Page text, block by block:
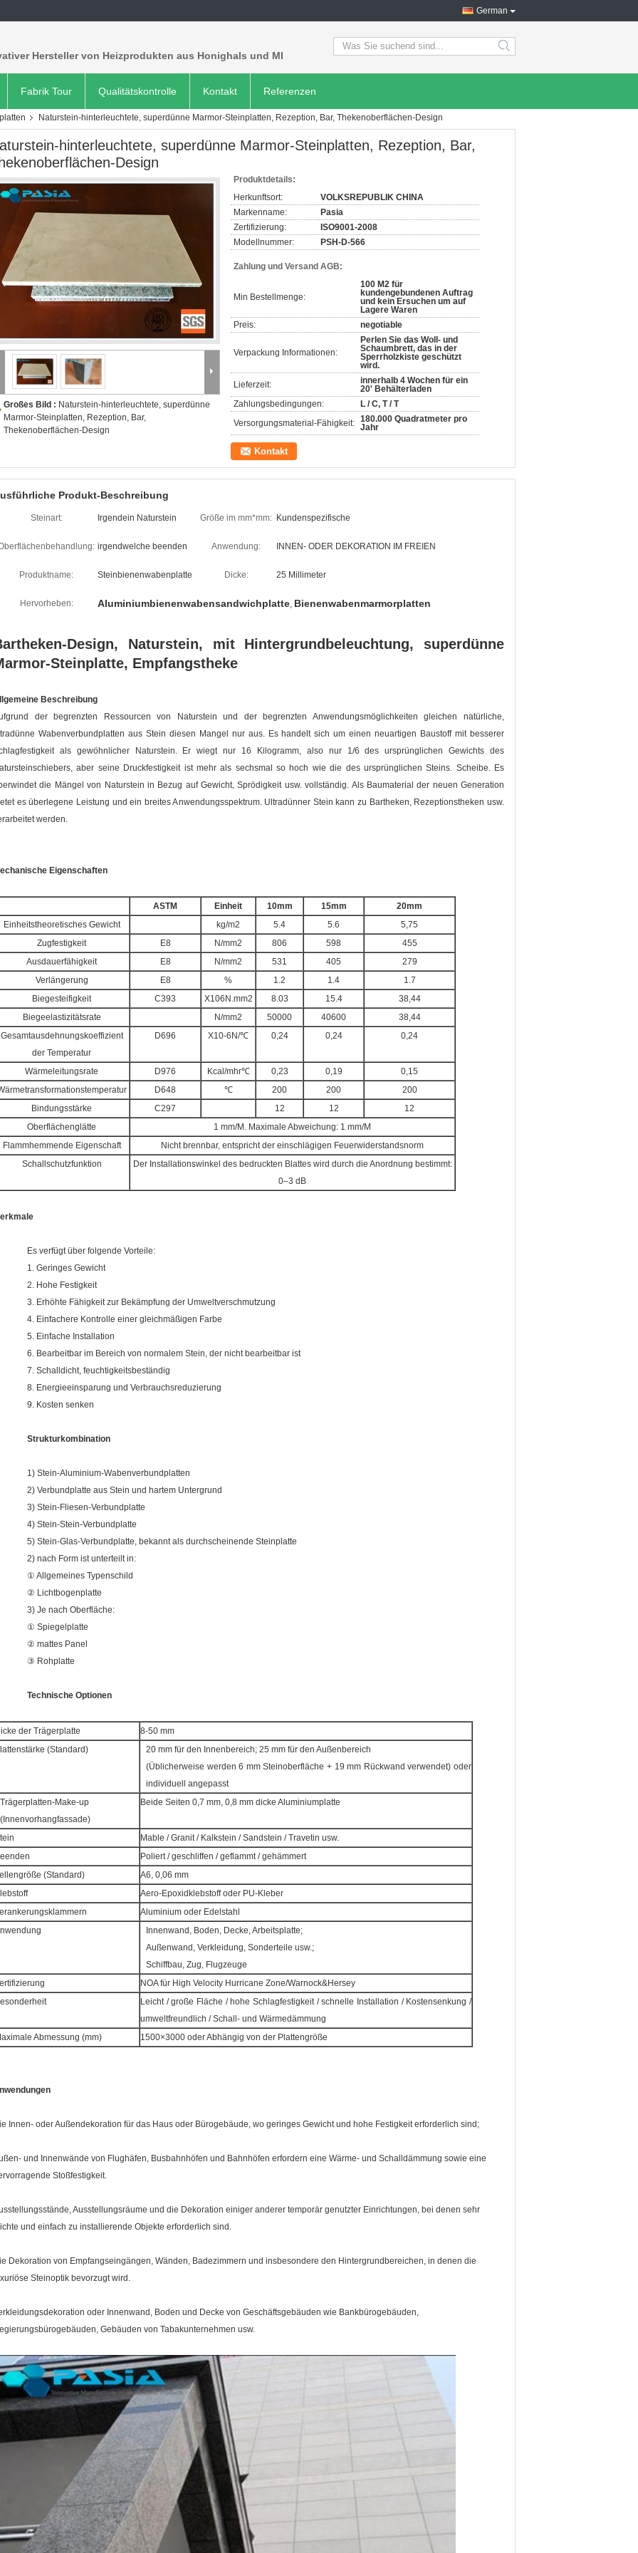
German
Hersteller von Heizprodukten aus Honighals und MI search
Fabrik Tour Qualitätskontrolle Kontakt Referenzen
Naturstein-hinterleuchtete, superdünne Marmor-Steinplatten, Rezeption, Bar, Thekenoberflächen-Design
hinterleuchtete, superdünne Marmor-Steinplatten, Rezeption, Bar,
Design
Großes Bild : Naturstein-hinterleuchtete, superdünne
Marmor-Steinplatten, Rezeption, Bar,
Thekenoberflächen-Design
Produktdetails:
Herkunftsort:
VOLKSREPUBLIK CHINA
Markenname:
Pasia
Zertifizierung:
ISO9001-2008
Modellnummer:
PSH-D-566
Zahlung und Versand AGB:
Min Bestellmenge:
100 M2 für
kundengebundenen Auftrag
und kein Ersuchen um auf
Lagere Waren
Preis:
negotiable
Verpackung Informationen:
Perlen Sie das Woll- und
Schaumbrett, das in der
Sperrholzkiste geschützt
wird.
Lieferzeit:
innerhalb 4 Wochen für ein
20' Behälterladen
Zahlungsbedingungen:
L / C, T / T
Versorgungsmaterial-Fähigkeit: 180.000 Quadratmeter pro
Jahr
Kontakt
Produkt-Beschreibung
Steinart: Irgendein Naturstein Größe im mm*mm: Kundenspezifische
irgendwelche beenden Anwendung: INNEN- ODER DEKORATION IM FREIEN
Produktname: Steinbienenwabenplatte Dicke: 25 Millimeter
Hervorheben: Aluminiumbienenwabensandwichplatte, Bienenwabenmarmorplatten
Design, Naturstein, mit Hintergrundbeleuchtung, superdünne
Steinplatte, Empfangstheke
Beschreibung
der begrenzten Ressourcen von Naturstein und der begrenzten Anwendungsmöglichkeiten gleichen natürliche,
Wabenverbundplatten aus Stein diesen Mangel nur aus. Es handelt sich um einen neuartigen Baustoff mit besserer
als gewöhnlicher Naturstein. Er wiegt nur 16 Kilogramm, also nur 1/6 des ursprünglichen Gewichts des
aber seine Druckfestigkeit ist mehr als sechsmal so hoch wie die des ursprünglichen Steins. Scheibe. Es
die Mängel von Naturstein in Bezug auf Gewicht, Sprödigkeit usw. vollständig. Als Baumaterial der neuen Generation
es überlegene Leistung und ein breites Anwendungsspektrum. Ultradünner Stein kann zu Bartheken, Rezeptionstheken usw.
werden.
Eigenschaften
ASTM Einheit 10mm 15mm
20mm
Einheitstheoretisches Gewicht
kg/m2 5.4 5.6
5,75
Zugfestigkeit
E8 N/mm2 806 598
455
Ausdauerfähigkeit
E8 N/mm2 531 405
279
Verlängerung
E8 % 1.2 1.4
1.7
Biegesteifigkeit
C393 X106N.mm2 8.03 15.4
38,44
Biegeelastizitätsrate
N/mm2 50000 40600
38,44
Gesamtausdehnungskoeffizient
der Temperatur
D696 X10-6N/℃ 0,24 0,24 0,24
Wärmeleitungsrate D976 Kcal/mhr℃ 0,23 0,19
0,15
D648 ℃ 200 200
200
Bindungsstärke
C297 12 12
12
Oberflächenglätte
1 mm/M. Maximale Abweichung: 1 mm/M
Flammhemmende Eigenschaft
Nicht brennbar, entspricht der einschlägigen Feuerwiderstandsnorm
Schallschutzfunktion
Der Installationswinkel des bedruckten Blattes wird durch die Anordnung bestimmt:
0–3 dB
Es verfügt über folgende Vorteile:
1. Geringes Gewicht
2. Hohe Festigkeit
3. Erhöhte Fähigkeit zur Bekämpfung der Umweltverschmutzung
4. Einfachere Kontrolle einer gleichmäßigen Farbe
5. Einfache Installation
6. Bearbeitbar im Bereich von normalem Stein, der nicht bearbeitbar ist
7. Schalldicht, feuchtigkeitsbeständig
8. Energieeinsparung und Verbrauchsreduzierung
9. Kosten senken
Strukturkombination
1) Stein-Aluminium-Wabenverbundplatten
2) Verbundplatte aus Stein und hartem Untergrund
3) Stein-Fliesen-Verbundplatte
4) Stein-Stein-Verbundplatte
5) Stein-Glas-Verbundplatte, bekannt als durchscheinende Steinplatte
2) nach Form ist unterteilt in:
① Allgemeines Typenschild
② Lichtbogenplatte
3) Je nach Oberfläche:
① Spiegelplatte
② mattes Panel
③ Rohplatte
Technische Optionen
der Trägerplatte
8-50 mm
(Standard)
20 mm für den Innenbereich; 25 mm für den Außenbereich
(Üblicherweise werden 6 mm Steinoberfläche + 19 mm Rückwand verwendet) oder
individuell angepasst
Trägerplatten-Make-up
(Innenvorhangfassade)
Beide Seiten 0,7 mm, 0,8 mm dicke Aluminiumplatte
Mable / Granit / Kalkstein / Sandstein / Travetin usw.
Poliert / geschliffen / geflammt / gehämmert
(Standard)
A6, 0,06 mm
Aero-Epoxidklebstoff oder PU-Kleber
Aluminium oder Edelstahl
Innenwand, Boden, Decke, Arbeitsplatte;
Außenwand, Verkleidung, Sonderteile usw.;
Schiffbau, Zug, Flugzeuge
NOA für High Velocity Hurricane Zone/Warnock&Hersey
Leicht / große Fläche / hohe Schlagfestigkeit / schnelle Installation / Kostensenkung /
umweltfreundlich / Schall- und Wärmedämmung
Abmessung (mm)
1500×3000 oder Abhängig von der Plattengröße
Innen- oder Außendekoration für das Haus oder Bürogebäude, wo geringes Gewicht und hohe Festigkeit erforderlich sind;
und Innenwände von Flughäfen, Busbahnhöfen und Bahnhöfen erfordern eine Wärme- und Schalldämmung sowie eine
Stoßfestigkeit.
Ausstellungsräume und die Dekoration einiger anderer temporär genutzter Einrichtungen, bei denen sehr
und einfach zu installierende Objekte erforderlich sind.
Dekoration von Empfangseingängen, Wänden, Badezimmern und insbesondere den Hintergrundbereichen, in denen die
Steinoptik bevorzugt wird.
oder Innenwand, Boden und Decke von Geschäftsgebäuden wie Bankbürogebäuden,
Gebäuden von Tabakunternehmen usw.